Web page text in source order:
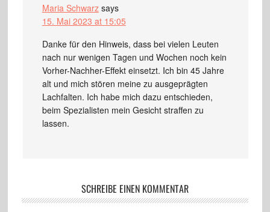
Maria Schwarz says
15. Mai 2023 at 15:05
Danke für den Hinweis, dass bei vielen Leuten
nach nur wenigen Tagen und Wochen noch kein
Vorher-Nachher-Effekt einsetzt. Ich bin 45 Jahre
alt und mich stören meine zu ausgeprägten
Lachfalten. Ich habe mich dazu entschieden,
beim Spezialisten mein Gesicht straffen zu
lassen.
SCHREIBE EINEN KOMMENTAR